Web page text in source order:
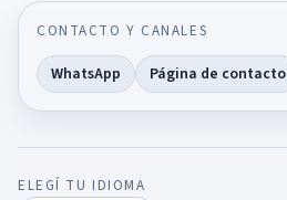
CONTACTO Y CANALES
WhatsApp Página de contacto
ELEGÍ TU IDIOMA